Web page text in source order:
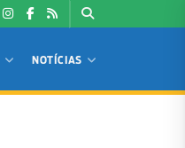
NOTÍCIAS